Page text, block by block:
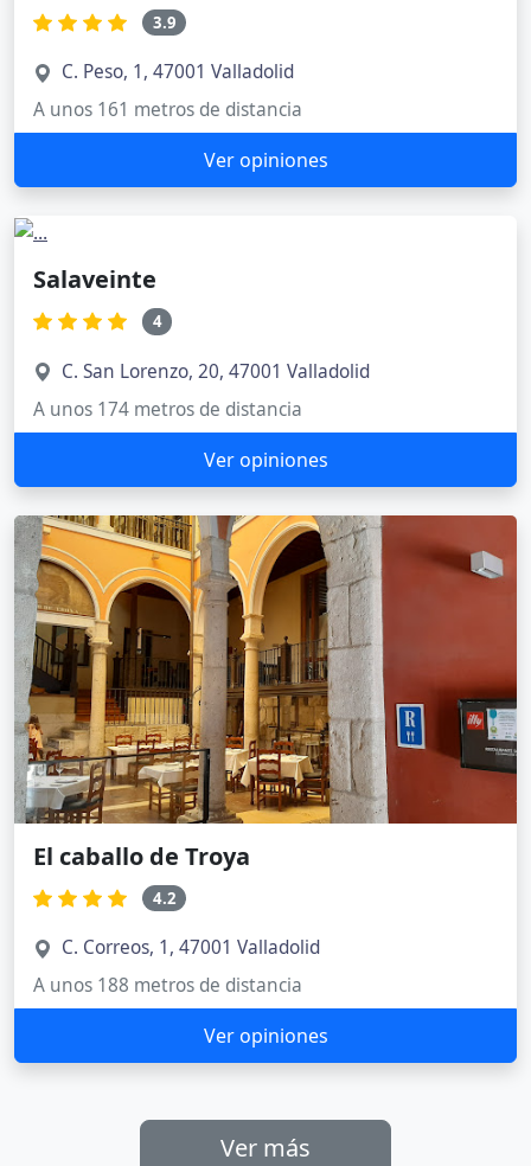
3.9
C. Peso, 1, 47001 Valladolid
A unos 161 metros de distancia
Ver opiniones
Salaveinte
4
C. San Lorenzo, 20, 47001 Valladolid
A unos 174 metros de distancia
Ver opiniones
El caballo de Troya
4.2
C. Correos, 1, 47001 Valladolid
A unos 188 metros de distancia
Ver opiniones
Ver más